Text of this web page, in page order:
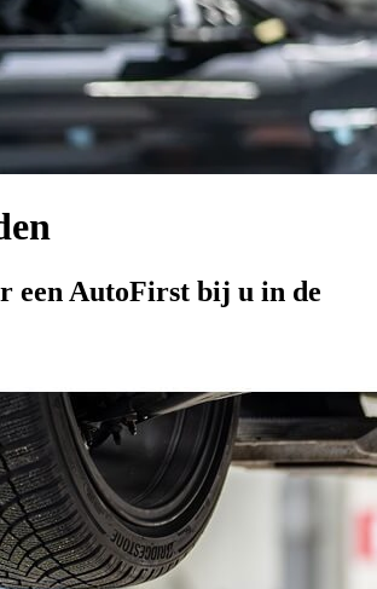
een AutoFirst bij u in de